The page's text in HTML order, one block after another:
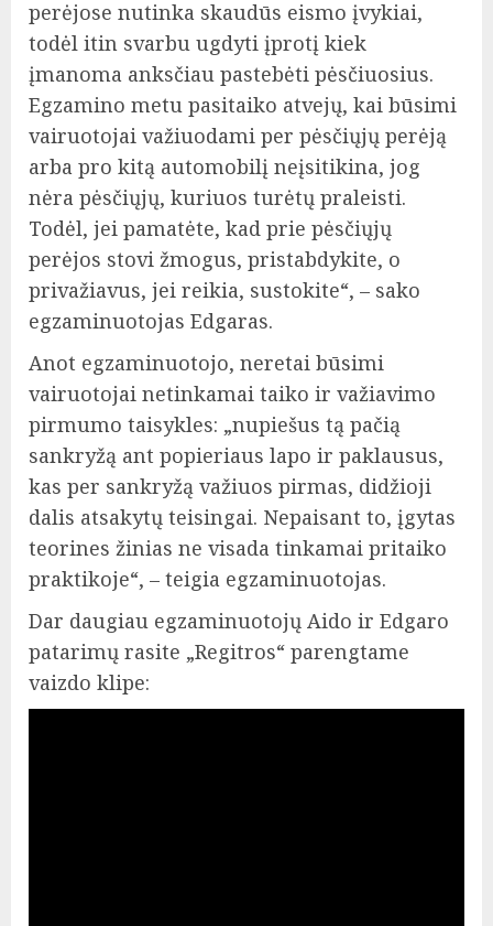
perėjose nutinka skaudūs eismo įvykiai,
todėl itin svarbu ugdyti įprotį kiek
įmanoma anksčiau pastebėti pėsčiuosius.
Egzamino metu pasitaiko atvejų, kai būsimi
vairuotojai važiuodami per pėsčiųjų perėją
arba pro kitą automobilį neįsitikina, jog
nėra pėsčiųjų, kuriuos turėtų praleisti.
Todėl, jei pamatėte, kad prie pėsčiųjų
perėjos stovi žmogus, pristabdykite, o
privažiavus, jei reikia, sustokite“, – sako
egzaminuotojas Edgaras.
Anot egzaminuotojo, neretai būsimi
vairuotojai netinkamai taiko ir važiavimo
pirmumo taisykles: „nupiešus tą pačią
sankryžą ant popieriaus lapo ir paklausus,
kas per sankryžą važiuos pirmas, didžioji
dalis atsakytų teisingai. Nepaisant to, įgytas
teorines žinias ne visada tinkamai pritaiko
praktikoje“, – teigia egzaminuotojas.
Dar daugiau egzaminuotojų Aido ir Edgaro
patarimų rasite „Regitros“ parengtame
vaizdo klipe: